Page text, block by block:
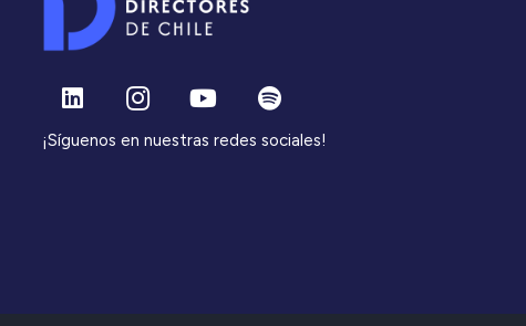
¡Síguenos en nuestras redes sociales!